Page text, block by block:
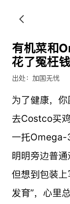
有机菜和
花了冤枉钱
出处：加国无忧
为了健康，你
去Costco买
一托Omega-
明明旁边普通
但想到包装上
发育”，心里